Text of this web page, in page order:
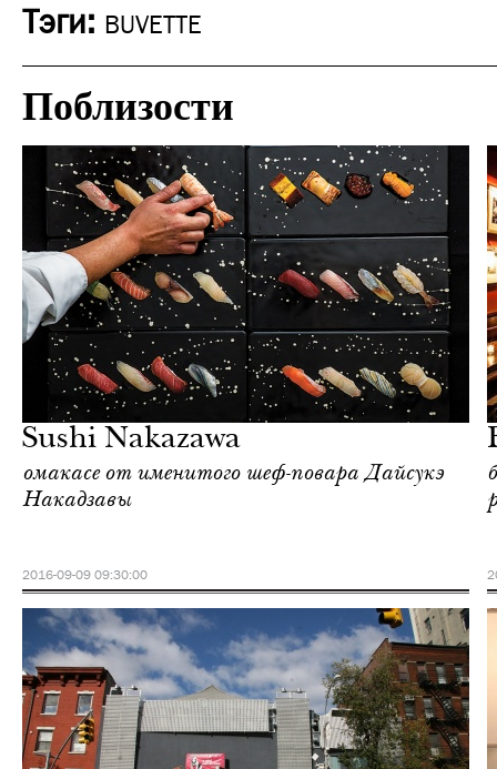
Тэги: BUVETTE
Поблизости
Sushi Nakazawa
омакасе от именитого шеф-повара Дайсукэ
Накадзавы
2016-09-09 09:30:00
жизнь
Йорк